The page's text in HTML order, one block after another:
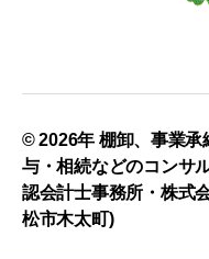
© 2026年 棚卸、事業承
与・相続などのコンサ
認会計士事務所・株式
松市木太町)